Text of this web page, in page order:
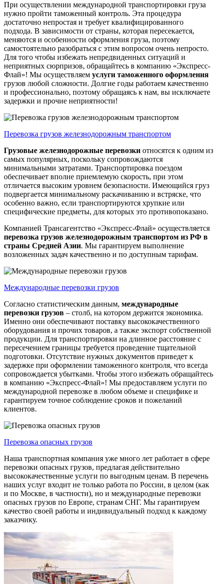
При осуществлении международной транспортировки груза
нужно пройти таможенный контроль. Эта процедура
достаточно непростая и требует квалифицированного
подхода. В зависимости от страны, которая пересекается,
меняются и особенности оформления груза, поэтому
самостоятельно разобраться с этим вопросом очень непросто.
Для того чтобы избежать непредвиденных ситуаций и
неприятных сюрпризов, обращайтесь в компанию «Экспресс-
Флай»! Мы осуществляем услуги таможенного оформления
грузов любой сложности. Долгие годы работаем качественно
и профессионально, поэтому обращаясь к нам, вы исключаете
задержки и прочие неприятности!
Перевозка грузов железнодорожным транспортом
Грузовые железнодорожные перевозки относятся к одним из
самых популярных, поскольку сопровождаются
минимальными затратами. Транспортировка поездом
обеспечивает вполне приемлемую скорость, при этом
отличается высоким уровнем безопасности. Имеющийся груз
подвергается минимальному раскачиванию и встряске, что
особенно важно, если транспортируются хрупкие или
специфические предметы, для которых это противопоказано.
Компанией Трансагентство «Экспресс-Флай» осуществляется
перевозка грузов железнодорожным транспортом из РФ в
страны Средней Азии. Мы гарантируем выполнение
возложенных задач качественно и по доступным тарифам.
Международные перевозки грузов
Согласно статистическим данным, международные
перевозки грузов – столб, на котором держится экономика.
Именно они обеспечивают поставку высококачественного
оборудования и прочих товаров, а также экспорт собственной
продукции. Для транспортировки на длинное расстояние с
пересечением границы требуется проведение тщательной
подготовки. Отсутствие нужных документов приведет к
задержке при оформлении таможенного контроля, что всегда
сопровождается убытками. Чтобы этого избежать обращайтесь
в компанию «Экспресс-Флай»! Мы предоставляем услуги по
международной перевозке в любом объеме и специфике и
гарантируем точное соблюдение сроков и пожеланий
клиентов.
Перевозка опасных грузов
Наша транспортная компания уже много лет работает в сфере
перевозки опасных грузов, предлагая действительно
высококачественные услуги по выгодным ценам. В перечень
наших услуг входит не только работа по России, в целом (как
и по Москве, в частности), но и международные перевозки
опасных грузов по Европе, странам СНГ. Мы гарантируем
качество своей работы и индивидуальный подход к каждому
заказчику.